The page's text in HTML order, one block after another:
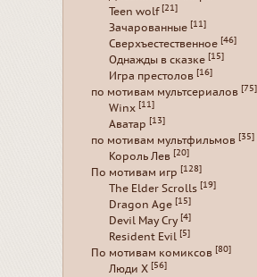
Teen wolf [21]
Зачарованные [11]
Сверхъестественное [46]
Однажды в сказке [15]
Игра престолов [16]
по мотивам мультсериалов [75]
Winx [11]
Аватар [13]
по мотивам мультфильмов [35]
Король Лев [20]
По мотивам игр [128]
The Elder Scrolls [19]
Dragon Age [15]
Devil May Cry [4]
Resident Evil [5]
По мотивам комиксов [80]
Люди Х [56]